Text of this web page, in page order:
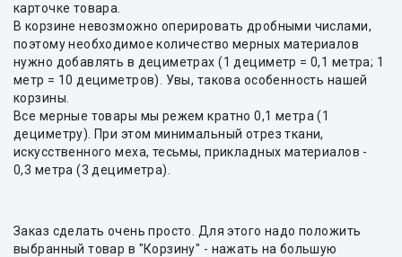
карточке товара.
В корзине невозможно оперировать дробными числами,
поэтому необходимое количество мерных материалов
нужно добавлять в дециметрах (1 дециметр = 0,1 метра; 1
метр = 10 дециметров). Увы, такова особенность нашей
корзины.
Все мерные товары мы режем кратно 0,1 метра (1
дециметру). При этом минимальный отрез ткани,
искусственного меха, тесьмы, прикладных материалов -
0,3 метра (3 дециметра).
Заказ сделать очень просто. Для этого надо положить
выбранный товар в "Корзину" - нажать на большую